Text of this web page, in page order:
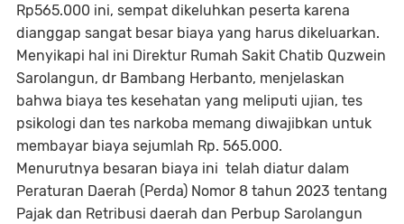
Rp565.000 ini, sempat dikeluhkan peserta karena
dianggap sangat besar biaya yang harus dikeluarkan.
Menyikapi hal ini Direktur Rumah Sakit Chatib Quzwein
Sarolangun, dr Bambang Herbanto, menjelaskan
bahwa biaya tes kesehatan yang meliputi ujian, tes
psikologi dan tes narkoba memang diwajibkan untuk
membayar biaya sejumlah Rp. 565.000.
Menurutnya besaran biaya ini telah diatur dalam
Peraturan Daerah (Perda) Nomor 8 tahun 2023 tentang
Pajak dan Retribusi daerah dan Perbup Sarolangun